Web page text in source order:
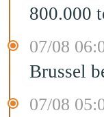
800.000
07/08
Brussel
07/08